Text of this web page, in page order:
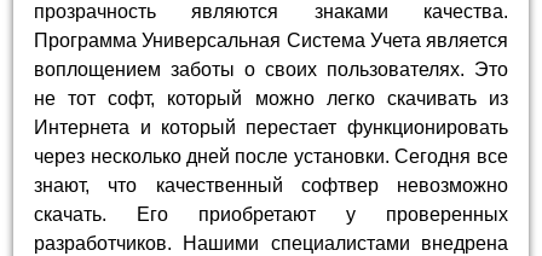
прозрачность являются знаками качества.
Программа Универсальная Система Учета является
воплощением заботы о своих пользователях. Это
не тот софт, который можно легко скачивать из
Интернета и который перестает функционировать
через несколько дней после установки. Сегодня все
знают, что качественный софтвер невозможно
скачать. Его приобретают у проверенных
разработчиков. Нашими специалистами внедрена